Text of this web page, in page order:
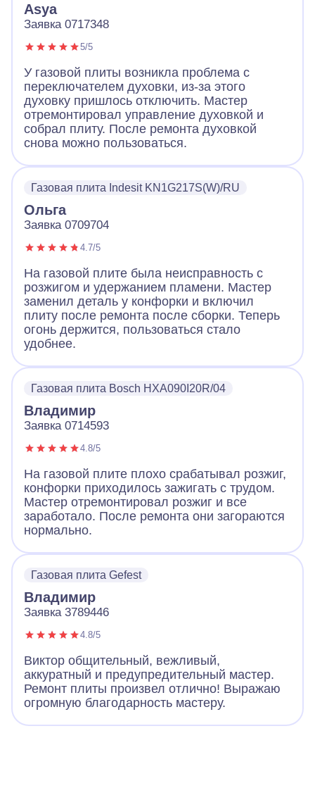
Asya
Заявка 0717348
5/5
У газовой плиты возникла проблема с
переключателем духовки, из-за этого
духовку пришлось отключить. Мастер
отремонтировал управление духовкой и
собрал плиту. После ремонта духовкой
снова можно пользоваться.
Газовая плита Indesit KN1G217S(W)/RU
Ольга
Заявка 0709704
4.7/5
На газовой плите была неисправность с
розжигом и удержанием пламени. Мастер
заменил деталь у конфорки и включил
плиту после ремонта после сборки. Теперь
огонь держится, пользоваться стало
удобнее.
Газовая плита Bosch HXA090I20R/04
Владимир
Заявка 0714593
4.8/5
На газовой плите плохо срабатывал розжиг,
конфорки приходилось зажигать с трудом.
Мастер отремонтировал розжиг и все
заработало. После ремонта они загораются
нормально.
Газовая плита Gefest
Владимир
Заявка 3789446
4.8/5
Виктор общительный, вежливый,
аккуратный и предупредительный мастер.
Ремонт плиты произвел отлично! Выражаю
огромную благодарность мастеру.